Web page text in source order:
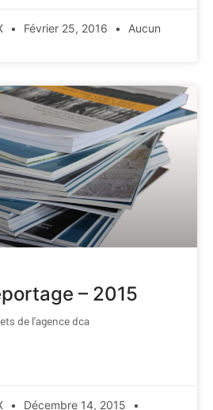
Février 25, 2016
Aucun
– 2015
de l’agence dca
Décembre 14, 2015